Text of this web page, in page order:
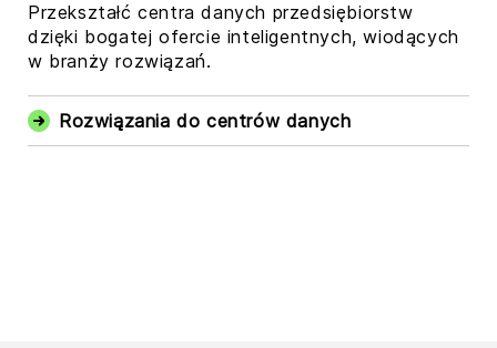
Przekształć centra danych przedsiębiorstw
dzięki bogatej ofercie inteligentnych, wiodących
w branży rozwiązań.
Rozwiązania do centrów danych